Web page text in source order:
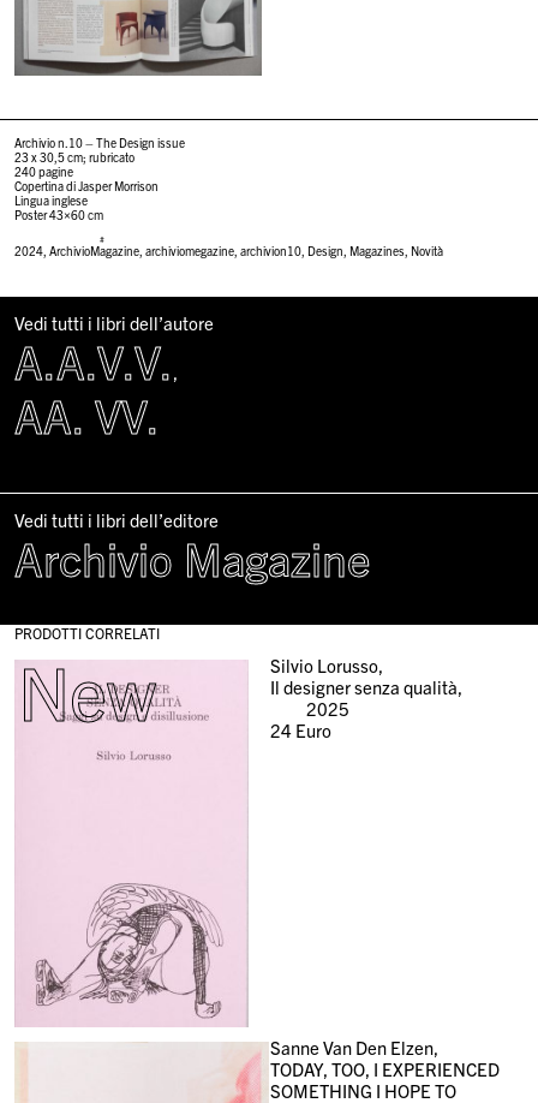
Archivio n.10 – The Design issue
23 x 30,5 cm; rubricato
240 pagine
Copertina di Jasper Morrison
Lingua inglese
Poster 43×60 cm
#
2024,ArchivioMagazine,archiviomegazine,archivion10, Design, Magazines, Novità
Vedi tutti i libri dell’autore
A.A.V.V. ,
AA. VV.
Vedi tutti i libri dell’editore
Archivio Magazine
PRODOTTI CORRELATI
New
Silvio Lorusso,
Il designer senza qualità,
2025
24Euro
Sanne Van Den Elzen,
TODAY, TOO, I EXPERIENCED
SOMETHING I HOPE TO